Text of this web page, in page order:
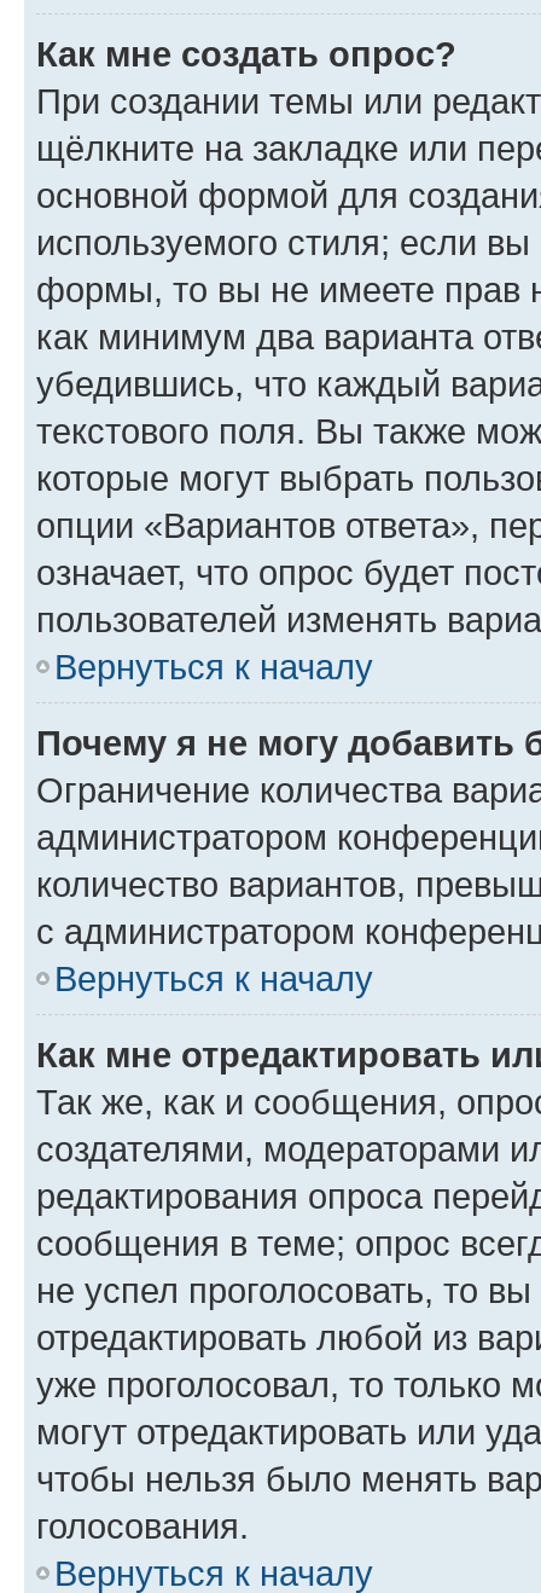
Как мне создать опрос?
При создании темы или
щёлкните на закладке или
основной формой для
используемого стиля; если
формы, то вы не имеете прав
как минимум два варианта
убедившись, что каждый
текстового поля. Вы также
которые могут выбрать
опции «Вариантов ответа»,
означает, что опрос будет
пользователей изменять
Вернуться к началу
Почему я не могу добавить
Ограничение количества
администратором
количество вариантов,
с администратором
Вернуться к началу
Как мне отредактировать
Так же, как и сообщения,
создателями, модераторами
редактирования опроса
сообщения в теме; опрос
не успел проголосовать, то
отредактировать любой из
уже проголосовал, то только
могут отредактировать или
чтобы нельзя было менять
голосования.
Вернуться к началу